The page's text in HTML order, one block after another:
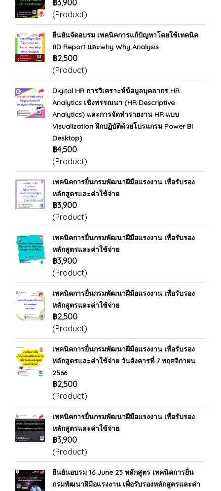
฿3,900
(Product)
ยืนยันจัดอบรม เทคนิคการแก้ปัญหาโดยใช้เทคนิค
8D Report และwhy Why Analysis
฿2,500
(Product)
Digital HR การวิเคราะห์ข้อมูลบุคลากร HR
Analytics เชิงพรรณนา (HR Descriptive
Analytics) และการจัดทำรายงาน HR แบบ
Visualization ฝึกปฏิบัติด้วยโปรแกรม Power BI
Desktop)
฿4,500
(Product)
เทคนิคการยื่นกรมพัฒนาฝีมือแรงงาน เพื่อรับรอง
หลักสูตรและค่าใช้จ่าย
฿3,900
(Product)
เทคนิคการยื่นกรมพัฒนาฝีมือแรงงาน เพื่อรับรอง
หลักสูตรและค่าใช้จ่าย
฿3,900
(Product)
เทคนิคการยื่นกรมพัฒนาฝีมือแรงงาน เพื่อรับรอง
หลักสูตรและค่าใช้จ่าย
฿2,500
(Product)
เทคนิคการยื่นกรมพัฒนาฝีมือแรงงาน เพื่อรับรอง
หลักสูตรและค่าใช้จ่าย วันอังคารที่ 7 พฤศจิกายน
2566
฿2,500
(Product)
เทคนิคการยื่นกรมพัฒนาฝีมือแรงงาน เพื่อรับรอง
หลักสูตรและค่าใช้จ่าย
฿3,900
(Product)
ยืนยันอบรม 16 June 23 หลักสูตร เทคนิคการยื่น
กรมพัฒนาฝีมือแรงงาน เพื่อรับรองหลักสูตรและค่า